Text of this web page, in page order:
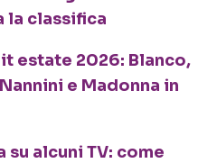
la classifica
estate 2026: Blanco,
e Madonna in
su alcuni TV: come